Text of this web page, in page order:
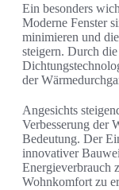
Ein besonders
Moderne Fenster
minimieren und
steigern. Durch
der
Angesichts
Verbesserung der
Bedeutung. Der
innovativer
Energieverbrauch
Wohnkomfort zu